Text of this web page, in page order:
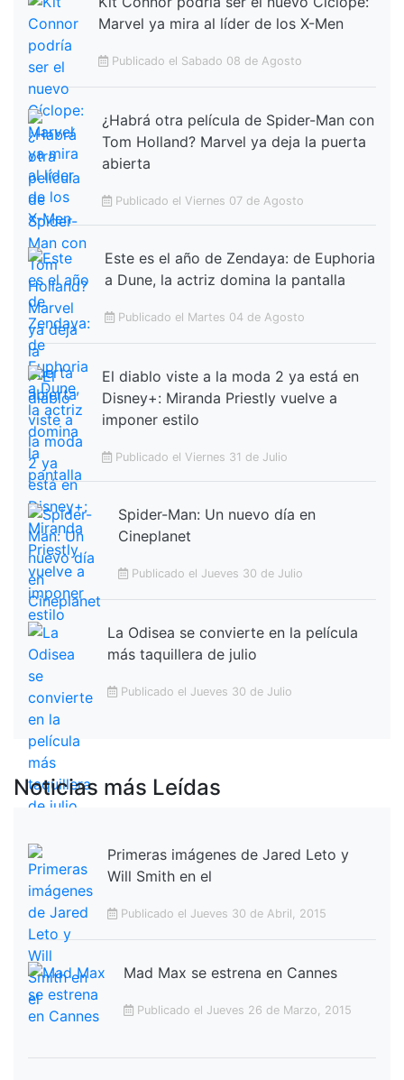
Marvel ya mira al líder de los X-Men
Publicado el Sabado 08 de Agosto
¿Habrá otra película de Spider-Man con
Tom Holland? Marvel ya deja la puerta
abierta
Publicado el Viernes 07 de Agosto
Este es el año de Zendaya: de Euphoria
a Dune, la actriz domina la pantalla
Publicado el Martes 04 de Agosto
El diablo viste a la moda 2 ya está en
Disney+: Miranda Priestly vuelve a
imponer estilo
Publicado el Viernes 31 de Julio
Spider-Man: Un nuevo día en
Cineplanet
Publicado el Jueves 30 de Julio
La Odisea se convierte en la película
más taquillera de julio
Publicado el Jueves 30 de Julio
Noticias más Leídas
Primeras imágenes de Jared Leto y
Will Smith en el
Publicado el Jueves 30 de Abril, 2015
Mad Max se estrena en Cannes
Publicado el Jueves 26 de Marzo, 2015